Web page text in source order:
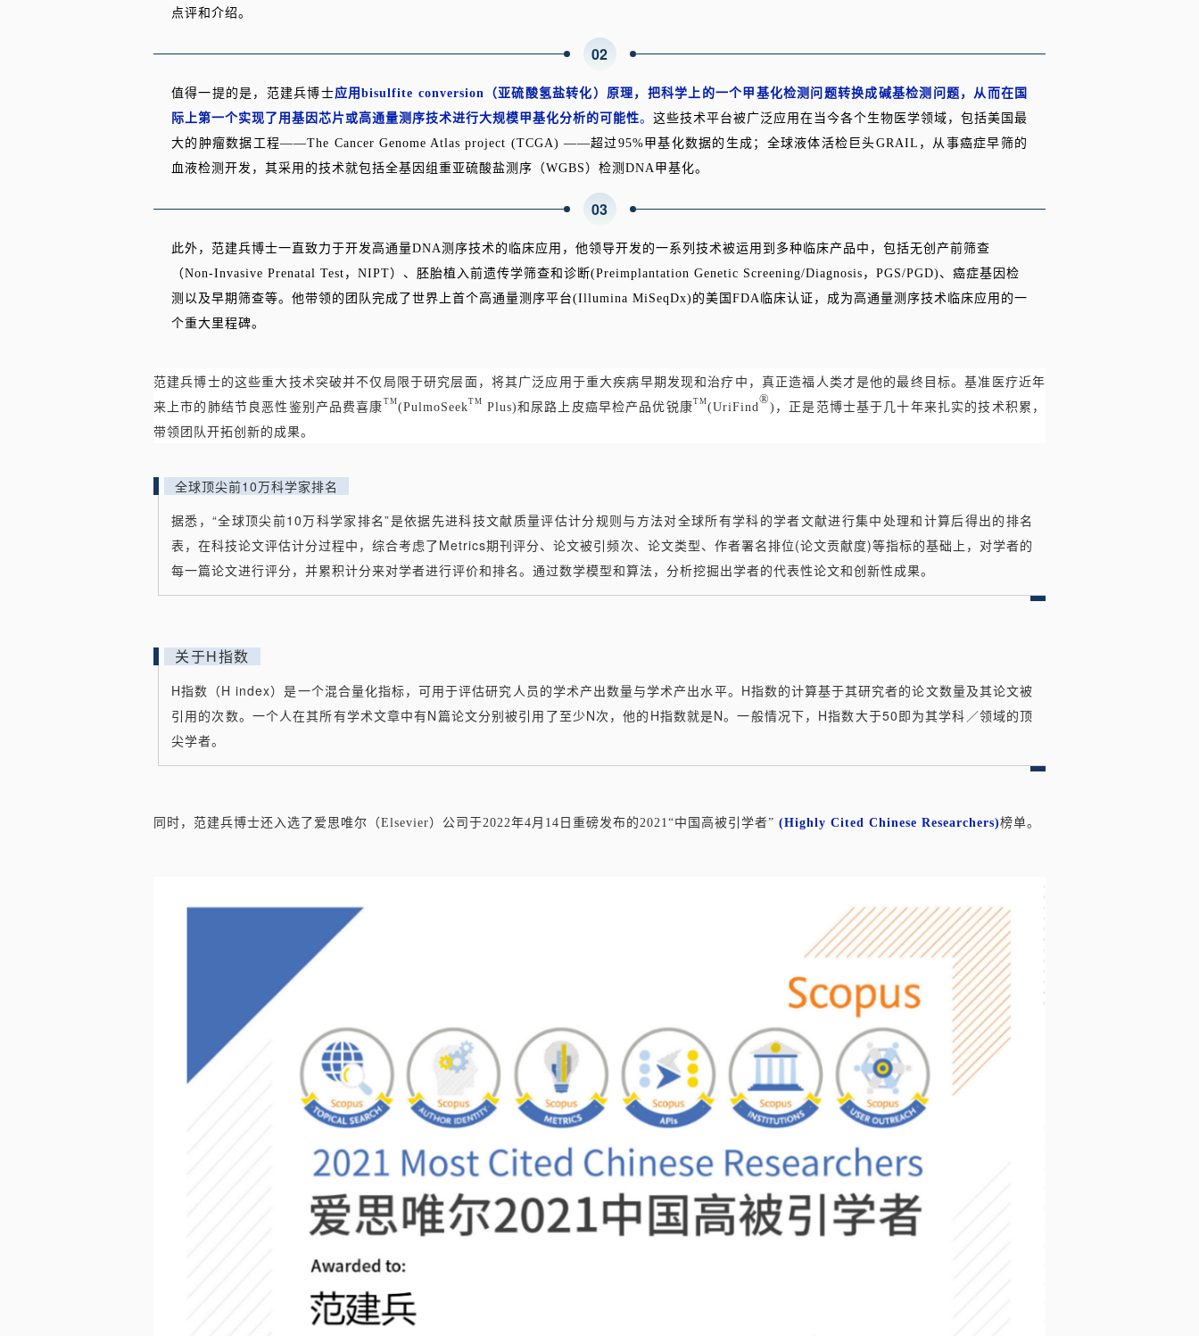
点评和介绍。
02
值得一提的是，范建兵博士应用bisulfite conversion（亚硫酸氢盐转化）原理，把科学上的一个甲基化检测问题转换成碱基检测问题，从而在国
际上第一个实现了用基因芯片或高通量测序技术进行大规模甲基化分析的可能性。 这些技术平台被广泛应用在当今各个生物医学领域，包括美国最
大的肿瘤数据工程——The Cancer Genome Atlas project (TCGA) ——超过95%甲基化数据的生成；全球液体活检巨头GRAIL，从事癌症早筛的
血液检测开发，其采用的技术就包括全基因组重亚硫酸盐测序（WGBS）检测DNA甲基化。
03
此外，范建兵博士一直致力于开发高通量DNA测序技术的临床应用，他领导开发的一系列技术被运用到多种临床产品中，包括无创产前筛查
（Non-Invasive Prenatal Test，NIPT）、胚胎植入前遗传学筛查和诊断(Preimplantation Genetic Screening/Diagnosis，PGS/PGD)、癌症基因检
测以及早期筛查等。他带领的团队完成了世界上首个高通量测序平台(Illumina MiSeqDx)的美国FDA临床认证，成为高通量测序技术临床应用的一
个重大里程碑。
范建兵博士的这些重大技术突破并不仅局限于研究层面，将其广泛应用于重大疾病早期发现和治疗中，真正造福人类才是他的最终目标。基准医疗近年
来上市的肺结节良恶性鉴别产品费喜康 TM(PulmoSeekTM Plus)和尿路上皮癌早检产品优锐康TM(UriFind
®
)，正是范博士基于几十年来扎实的技术积累，
带领团队开拓创新的成果。
全球顶尖前10万科学家排名
据悉，“全球顶尖前10万科学家排名”是依据先进科技文献质量评估计分规则与方法对全球所有学科的学者文献进行集中处理和计算后得出的排名
表，在科技论文评估计分过程中，综合考虑了Metrics期刊评分、论文被引频次、论文类型、作者署名排位(论文贡献度)等指标的基础上，对学者的
每一篇论文进行评分，并累积计分来对学者进行评价和排名。通过数学模型和算法，分析挖掘出学者的代表性论文和创新性成果。
关于H指数
H指数（H index）是一个混合量化指标，可用于评估研究人员的学术产出数量与学术产出水平。H指数的计算基于其研究者的论文数量及其论文被
引用的次数。一个人在其所有学术文章中有N篇论文分别被引用了至少N次，他的H指数就是N。一般情况下，H指数大于50即为其学科／领域的顶
尖学者。
同时，范建兵博士还入选了爱思唯尔（Elsevier）公司于2022年4月14日重磅发布的2021“中国高被引学者” (Highly Cited Chinese Researchers)榜单。